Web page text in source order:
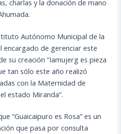
charlas y la donación de mano
Autónomo Municipal de la
encargado de gerenciar este
su creación “Iamujerg es pieza
tan sólo este año realizó
con la Maternidad de
estado Miranda”.
“Guaicaipuro es Rosa” es un
que pasa por consulta